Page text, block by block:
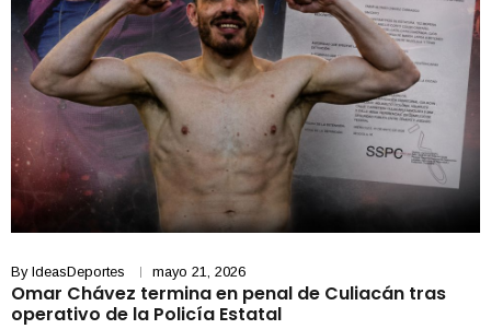
By IdeasDeportes mayo 21, 2026
Omar Chávez termina en penal de Culiacán tras
operativo de la Policía Estatal